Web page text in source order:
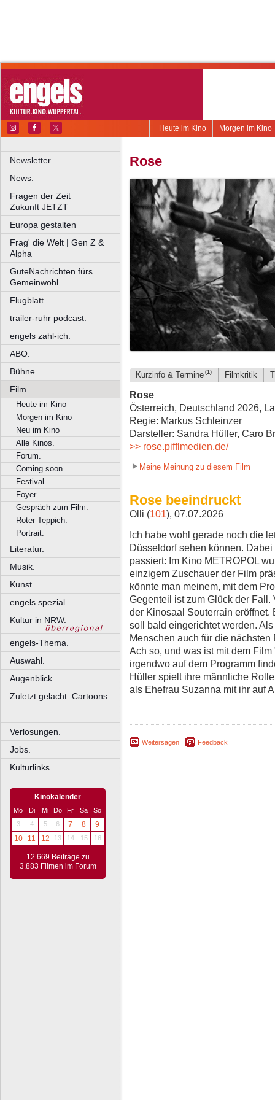
Morgen im Kino
Heute im Kino
Newsletter.
News.
Fragen der Zeit
Zukunft JETZT
Europa gestalten
Frag' die Welt | Gen Z &
Alpha
GuteNachrichten fürs
Gemeinwohl
Flugblatt.
trailer-ruhr podcast.
engels zahl-ich.
ABO.
Bühne.
Film.
Heute im Kino
Morgen im Kino
Neu im Kino
Alle Kinos.
Forum.
Coming soon.
Festival.
Foyer.
Gespräch zum Film.
Roter Teppich.
Portrait.
Literatur.
Musik.
Kunst.
engels spezial.
Kultur in NRW.
engels-Thema.
Auswahl.
Augenblick
Zuletzt gelacht: Cartoons.
––––––––––––––––––––
Verlosungen.
Jobs.
Kulturlinks.
Kinokalender
Mo Di Mi Do Fr Sa
So
3
4 5 6 7 8
9
10
11 12 13 14 15 16
12.669 Beiträge zu
3.883 Filmen im Forum
Rose
Kurzinfo & Termine (1) Filmkritik
Rose
Österreich, Deutschland 2026,
Regie: Markus Schleinzer
Darsteller: Sandra Hüller, Caro
>> rose.pifflmedien.de/
Meine Meinung zu diesem Film
Rose beeindruckt
Olli (101), 07.07.2026
Ich habe wohl gerade noch die
Düsseldorf sehen können.
passiert: Im Kino METROPOL
einzigem Zuschauer der Film
könnte man meinem, mit dem
Gegenteil ist zum Glück der
der Kinosaal Souterrain
soll bald eingerichtet werden.
Menschen auch für die nächsten
Ach so, und was ist mit dem
irgendwo auf dem Programm
Hüller spielt ihre männliche
als Ehefrau Suzanna mit ihr auf
Weitersagen Feedback